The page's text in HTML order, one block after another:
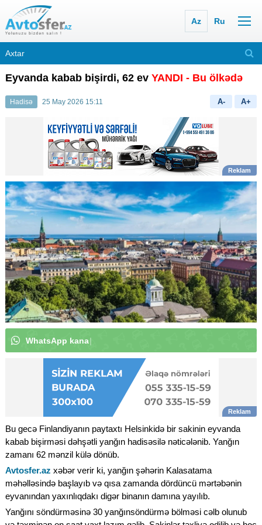
Az Ru
Eyvanda kabab bişirdi, 62 ev YANDI - Bu ölkədə
Hadisə 25 May 2026 15:11 A- A+
WhatsApp kanal
Bu gecə Finlandiyanın paytaxtı Helsinkidə bir sakinin eyvanda
kabab bişirməsi dəhşətli yanğın hadisəsilə nəticələnib. Yanğın
zamanı 62 mənzil külə dönüb.
Avtosfer.az xəbər verir ki, yanğın şəhərin Kalasatama
məhəlləsində başlayıb və qısa zamanda dördüncü mərtəbənin
eyvanından yaxınlıqdakı digər binanın damına yayılıb.
Yanğını söndürməsinə 30 yanğınsöndürmə bölməsi cəlb olunub